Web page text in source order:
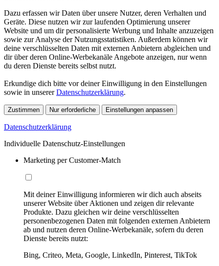
Dazu erfassen wir Daten über unsere Nutzer, deren Verhalten und
Geräte. Diese nutzen wir zur laufenden Optimierung unserer
Website und um dir personalisierte Werbung und Inhalte anzuzeigen
sowie zur Analyse der Nutzungsstatistiken. Außerdem können wir
deine verschlüsselten Daten mit externen Anbietern abgleichen und
dir über deren Online-Werbekanäle Angebote anzeigen, nur wenn
du deren Dienste bereits selbst nutzt.
Erkundige dich bitte vor deiner Einwilligung in den Einstellungen
sowie in unsererDatenschutzerklärung.
Zustimmen Nur erforderliche Einstellungen anpassen
Datenschutzerklärung
Individuelle Datenschutz-Einstellungen
Marketing per Customer-Match
Mit deiner Einwilligung informieren wir dich auch abseits
unserer Website über Aktionen und zeigen dir relevante
Produkte. Dazu gleichen wir deine verschlüsselten
personenbezogenen Daten mit folgenden externen Anbietern
ab und nutzen deren Online-Werbekanäle, sofern du deren
Dienste bereits nutzt:
Bing, Criteo, Meta, Google, LinkedIn, Pinterest, TikTok